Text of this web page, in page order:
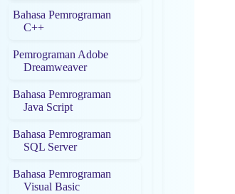
Bahasa Pemrograman
C++
Pemrograman Adobe
Dreamweaver
Bahasa Pemrograman
Java Script
Bahasa Pemrograman
SQL Server
Bahasa Pemrograman
Visual Basic